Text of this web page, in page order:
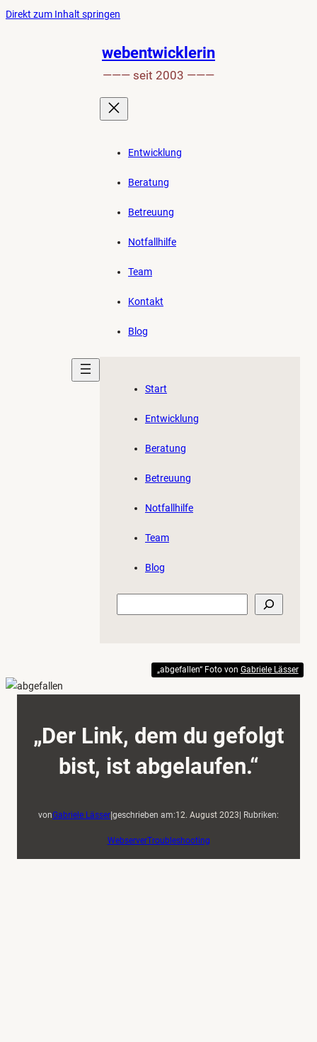
Direkt zum Inhalt springen
den
Anfang
der
Seite
springen
webentwicklerin
——— seit 2003 ———
Entwicklung
Beratung
Betreuung
Notfallhilfe
Team
Kontakt
Blog
Start
Entwicklung
Beratung
Betreuung
Notfallhilfe
Team
Blog
„Der Link, dem du gefolgt
bist, ist abgelaufen.“
vonGabriele Lässer|geschrieben am:12. August 2023| Rubriken:
WebserverTroubleshooting
„abgefallen“ Foto von Gabriele Lässer